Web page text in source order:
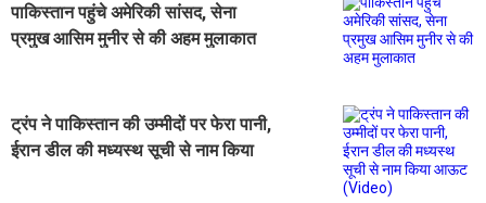
पाकिस्तान पहुंचे अमेरिकी सांसद, सेना
प्रमुख आसिम मुनीर से की अहम मुलाकात
ट्रंप ने पाकिस्तान की उम्मीदों पर फेरा पानी,
ईरान डील की मध्यस्थ सूची से नाम किया